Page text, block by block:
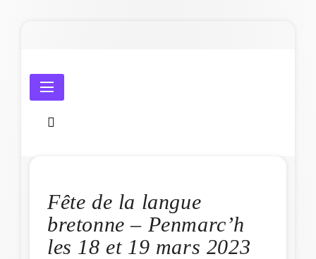
Amicale Laïque de Penmarc'h
Fête de la langue
bretonne – Penmarc’h
les 18 et 19 mars 2023